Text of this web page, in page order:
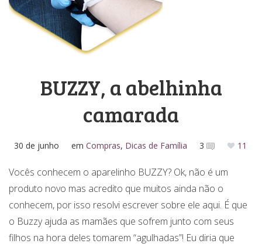
Media Kit
BUZZY, a abelhinha
camarada
30 de junho em Compras, Dicas de Família 3 11
Vocês conhecem o aparelinho BUZZY? Ok, não é um
produto novo mas acredito que muitos ainda não o
conhecem, por isso resolvi escrever sobre ele aqui. É que
o Buzzy ajuda as mamães que sofrem junto com seus
filhos na hora deles tomarem “agulhadas”! Eu diria que